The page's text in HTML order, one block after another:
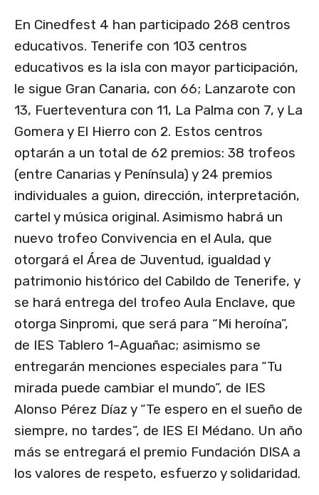
En Cinedfest 4 han participado 268 centros
educativos. Tenerife con 103 centros
educativos es la isla con mayor participación,
le sigue Gran Canaria, con 66; Lanzarote con
13, Fuerteventura con 11, La Palma con 7, y La
Gomera y El Hierro con 2. Estos centros
optarán a un total de 62 premios: 38 trofeos
(entre Canarias y Península) y 24 premios
individuales a guion, dirección, interpretación,
cartel y música original. Asimismo habrá un
nuevo trofeo Convivencia en el Aula, que
otorgará el Área de Juventud, igualdad y
patrimonio histórico del Cabildo de Tenerife, y
se hará entrega del trofeo Aula Enclave, que
otorga Sinpromi, que será para “Mi heroína”,
de IES Tablero 1-Aguañac; asimismo se
entregarán menciones especiales para “Tu
mirada puede cambiar el mundo”, de IES
Alonso Pérez Díaz y “Te espero en el sueño de
siempre, no tardes”, de IES El Médano. Un año
más se entregará el premio Fundación DISA a
los valores de respeto, esfuerzo y solidaridad.